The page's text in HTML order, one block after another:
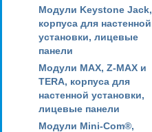
Модули Keystone Jack,
корпуса для настенной
установки, лицевые
панели
Модули MAX, Z-MAX и
TERA, корпуса для
настенной установки,
лицевые панели
Модули Mini-Com®,